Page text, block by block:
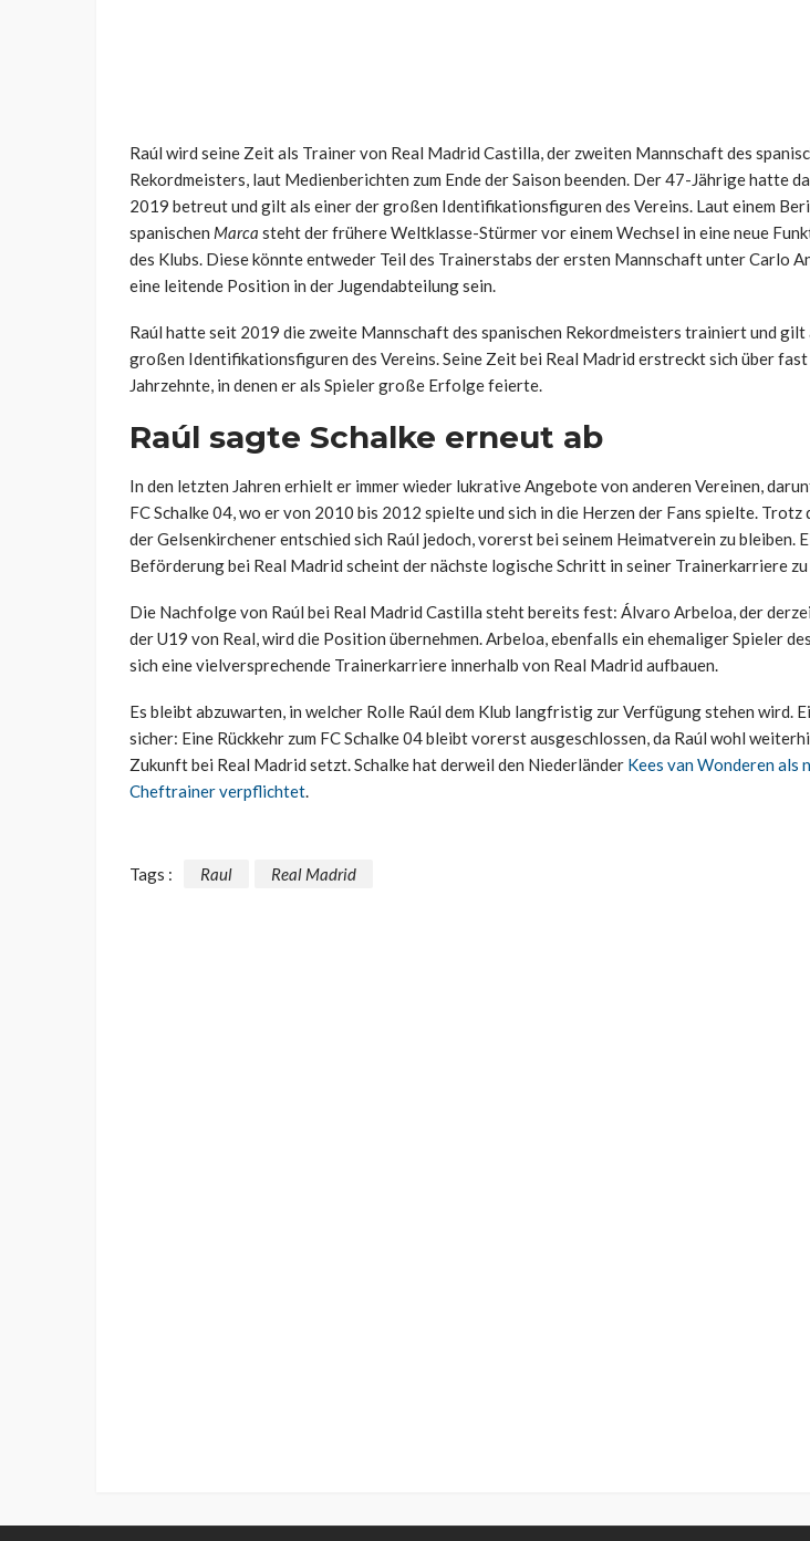
Raúl wird seine Zeit als Trainer von Real Madrid Castilla, der zweiten Mannschaft des
Rekordmeisters, laut Medienberichten zum Ende der Saison beenden. Der 47-Jährige hatte
2019 betreut und gilt als einer der großen Identifikationsfiguren des Vereins. Laut einem
spanischen Marca steht der frühere Weltklasse-Stürmer vor einem Wechsel in eine neue
des Klubs. Diese könnte entweder Teil des Trainerstabs der ersten Mannschaft unter Carlo
eine leitende Position in der Jugendabteilung sein.
Raúl hatte seit 2019 die zweite Mannschaft des spanischen Rekordmeisters trainiert und gilt
großen Identifikationsfiguren des Vereins. Seine Zeit bei Real Madrid erstreckt sich über fast
Jahrzehnte, in denen er als Spieler große Erfolge feierte.
Raúl sagte Schalke erneut ab
In den letzten Jahren erhielt er immer wieder lukrative Angebote von anderen Vereinen,
FC Schalke 04, wo er von 2010 bis 2012 spielte und sich in die Herzen der Fans spielte. Trotz
der Gelsenkirchener entschied sich Raúl jedoch, vorerst bei seinem Heimatverein zu bleiben.
Beförderung bei Real Madrid scheint der nächste logische Schritt in seiner Trainerkarriere zu
Die Nachfolge von Raúl bei Real Madrid Castilla steht bereits fest: Álvaro Arbeloa, der
der U19 von Real, wird die Position übernehmen. Arbeloa, ebenfalls ein ehemaliger Spieler
sich eine vielversprechende Trainerkarriere innerhalb von Real Madrid aufbauen.
Es bleibt abzuwarten, in welcher Rolle Raúl dem Klub langfristig zur Verfügung stehen wird.
sicher: Eine Rückkehr zum FC Schalke 04 bleibt vorerst ausgeschlossen, da Raúl wohl
Zukunft bei Real Madrid setzt. Schalke hat derweil den Niederländer Kees van Wonderen als
Cheftrainer verpflichtet.
Tags : Raul Real Madrid